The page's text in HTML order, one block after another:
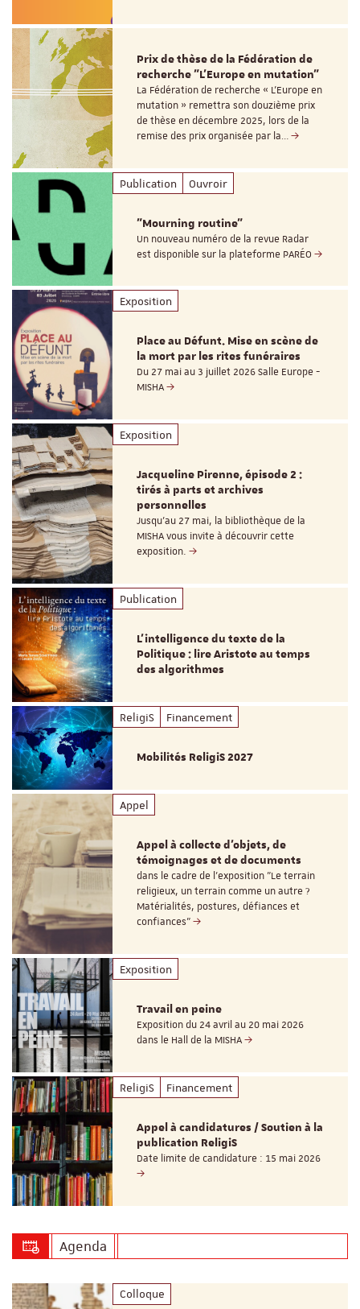
Prix de thèse de la Fédération de
recherche "L’Europe en mutation"
La Fédération de recherche « L’Europe en
mutation » remettra son douzième prix
de thèse en décembre 2025, lors de la
remise des prix organisée par la…
Publication Ouvroir
"Mourning routine"
Un nouveau numéro de la revue Radar
est disponible sur la plateforme PARÉO
Exposition
Place au Défunt. Mise en scène de
la mort par les rites funéraires
Du 27 mai au 3 juillet 2026 Salle Europe -
MISHA
Exposition
Jacqueline Pirenne, épisode 2 :
tirés à parts et archives
personnelles
Jusqu’au 27 mai, la bibliothèque de la
MISHA vous invite à découvrir cette
exposition.
Publication
L’intelligence du texte de la
Politique : lire Aristote au temps
des algorithmes
ReligiS Financement
Mobilités ReligiS 2027
Appel
Appel à collecte d'objets, de
témoignages et de documents
dans le cadre de l'exposition "Le terrain
religieux, un terrain comme un autre ?
Matérialités, postures, défiances et
confiances"
Exposition
Travail en peine
Exposition du 24 avril au 20 mai 2026
dans le Hall de la MISHA
ReligiS Financement
Appel à candidatures / Soutien à la
publication ReligiS
Date limite de candidature : 15 mai 2026
Agenda
Colloque